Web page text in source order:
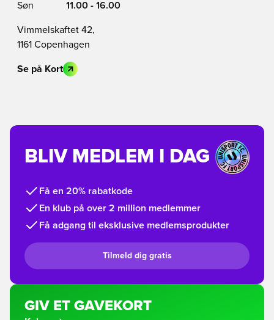
Søn
11.00 - 16.00
Vimmelskaftet 42,
1161 Copenhagen
Se på Kort
BLIV MEDLEM I DAG
Få en 20% rabatkode
En klub på over 2 million medlemmer
Få adgang til eksklusive medlemsprodukter
Tilmeld dig gratis
GIV ET GAVEKORT